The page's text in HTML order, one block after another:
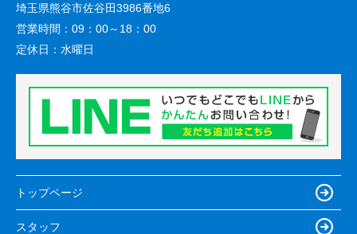
埼玉県熊谷市佐谷田3986番地6
営業時間： 09：00～18：00
定休日： 水曜日
トップページ
スタッフ